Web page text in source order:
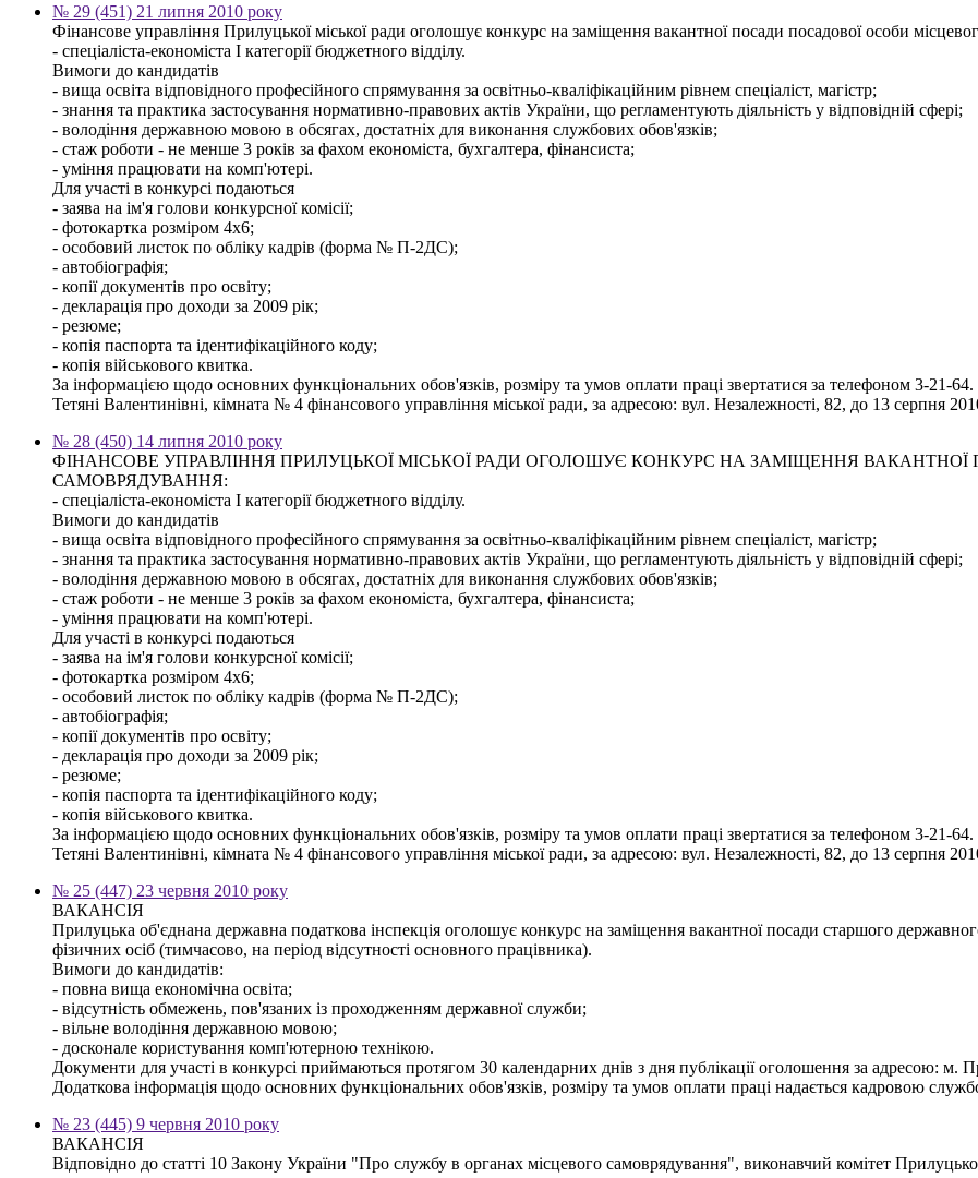
№ 29 (451) 21 липня 2010 року
Фінансове управління Прилуцької міської ради оголошує конкурс на заміщення вакантної посади посадової особи
- спеціаліста-економіста І категорії бюджетного відділу.
Вимоги до кандидатів
- вища освіта відповідного професійного спрямування за освітньо-кваліфікаційним рівнем спеціаліст, магістр;
- знання та практика застосування нормативно-правових актів України, що регламентують діяльність у відповідній сфері;
- володіння державною мовою в обсягах, достатніх для виконання службових обов'язків;
- стаж роботи - не менше 3 років за фахом економіста, бухгалтера, фінансиста;
- уміння працювати на комп'ютері.
Для участі в конкурсі подаються
- заява на ім'я голови конкурсної комісії;
- фотокартка розміром 4х6;
- особовий листок по обліку кадрів (форма № П-2ДС);
- автобіографія;
- копії документів про освіту;
- декларація про доходи за 2009 рік;
- резюме;
- копія паспорта та ідентифікаційного коду;
- копія військового квитка.
За інформацією щодо основних функціональних обов'язків, розміру та умов оплати праці звертатися за телефоном 3-21-
Тетяні Валентинівні, кімната № 4 фінансового управління міської ради, за адресою: вул. Незалежності, 82, до 13 серпня
№ 28 (450) 14 липня 2010 року
ФІНАНСОВЕ УПРАВЛІННЯ ПРИЛУЦЬКОЇ МІСЬКОЇ РАДИ ОГОЛОШУЄ КОНКУРС НА ЗАМІЩЕННЯ
САМОВРЯДУВАННЯ:
- спеціаліста-економіста І категорії бюджетного відділу.
Вимоги до кандидатів
- вища освіта відповідного професійного спрямування за освітньо-кваліфікаційним рівнем спеціаліст, магістр;
- знання та практика застосування нормативно-правових актів України, що регламентують діяльність у відповідній сфері;
- володіння державною мовою в обсягах, достатніх для виконання службових обов'язків;
- стаж роботи - не менше 3 років за фахом економіста, бухгалтера, фінансиста;
- уміння працювати на комп'ютері.
Для участі в конкурсі подаються
- заява на ім'я голови конкурсної комісії;
- фотокартка розміром 4х6;
- особовий листок по обліку кадрів (форма № П-2ДС);
- автобіографія;
- копії документів про освіту;
- декларація про доходи за 2009 рік;
- резюме;
- копія паспорта та ідентифікаційного коду;
- копія військового квитка.
За інформацією щодо основних функціональних обов'язків, розміру та умов оплати праці звертатися за телефоном 3-21-
Тетяні Валентинівні, кімната № 4 фінансового управління міської ради, за адресою: вул. Незалежності, 82, до 13 серпня
№ 25 (447) 23 червня 2010 року
ВАКАНСІЯ
Прилуцька об'єднана державна податкова інспекція оголошує конкурс на заміщення вакантної посади старшого
фізичних осіб (тимчасово, на період відсутності основного працівника).
Вимоги до кандидатів:
- повна вища економічна освіта;
- відсутність обмежень, пов'язаних із проходженням державної служби;
- вільне володіння державною мовою;
- досконале користування комп'ютерною технікою.
Документи для участі в конкурсі приймаються протягом 30 календарних днів з дня публікації оголошення за адресою: м.
Додаткова інформація щодо основних функціональних обов'язків, розміру та умов оплати праці надається кадровою
№ 23 (445) 9 червня 2010 року
ВАКАНСІЯ
Відповідно до статті 10 Закону України "Про службу в органах місцевого самоврядування", виконавчий комітет